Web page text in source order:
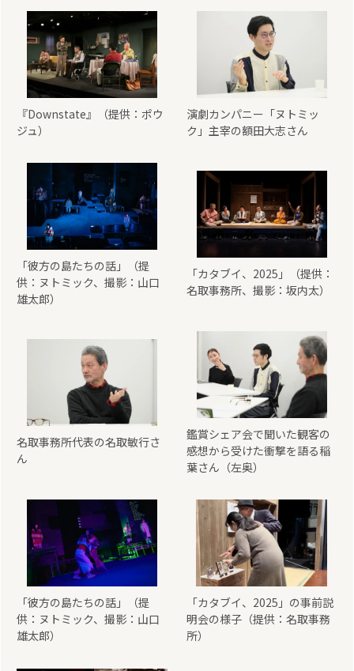
『Downstate』（提供：ポウ
ジュ）
演劇カンパニー「ヌトミッ
ク」主宰の額田大志さん
「彼方の島たちの話」（提
供：ヌトミック、撮影：山口
雄太郎）
「カタブイ、2025」（提供：
名取事務所、撮影：坂内太）
名取事務所代表の名取敏行さ
ん
鑑賞シェア会で聞いた観客の
感想から受けた衝撃を語る稲
葉さん（左奥）
「彼方の島たちの話」（提
供：ヌトミック、撮影：山口
雄太郎）
「カタブイ、2025」の事前説
明会の様子（提供：名取事務
所）